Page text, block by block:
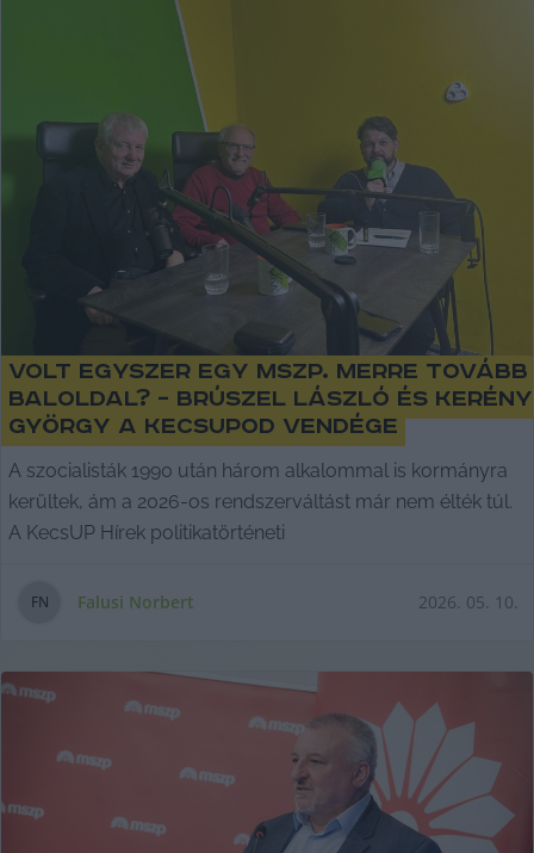
Volt egyszer egy MSZP. Merre tovább
baloldal? – Brúszel László és
György a KecsuPOD vendége
A szocialisták 1990 után három alkalommal is kormányra
kerültek, ám a 2026-os rendszerváltást már nem élték túl.
A KecsUP Hírek politikatörténeti
FN Falusi Norbert 2026. 05. 10.